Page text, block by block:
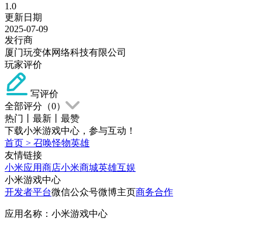
1.0
更新日期
2025-07-09
发行商
厦门玩变体网络科技有限公司
玩家评价
写评价
全部评分（0）
热门
最新
最赞
下载小米游戏中心，参与互动！
首页 > 召唤怪物英雄
友情链接
小米应用商店小米商城英雄互娱
小米游戏中心
开发者平台微信公众号微博主页商务合作
应用名称：小米游戏中心